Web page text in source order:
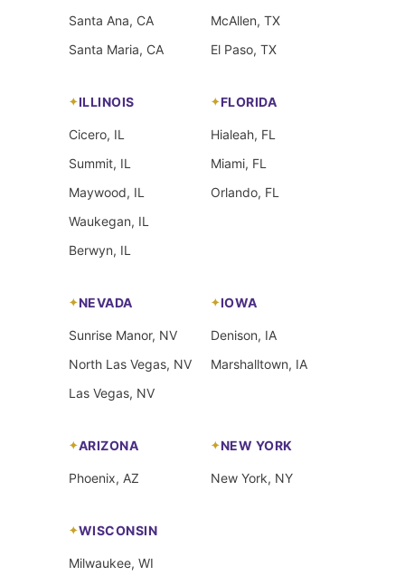
Santa Ana, CA
Santa Maria, CA
McAllen, TX
El Paso, TX
ILLINOIS
Cicero, IL
Summit, IL
Maywood, IL
Waukegan, IL
Berwyn, IL
FLORIDA
Hialeah, FL
Miami, FL
Orlando, FL
NEVADA
Sunrise Manor, NV
North Las Vegas, NV
Las Vegas, NV
IOWA
Denison, IA
Marshalltown, IA
ARIZONA
Phoenix, AZ
NEW YORK
New York, NY
WISCONSIN
Milwaukee, WI